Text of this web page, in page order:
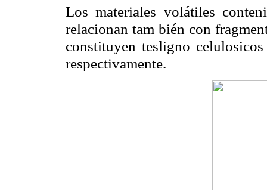
Los materiales volátiles
relacionan tam bién con
constituyen tesligno
respectivamente.